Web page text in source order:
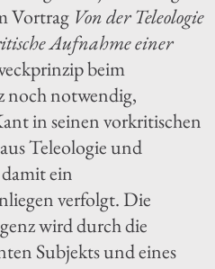
Vortrag Von der Teleologie
Aufnahme einer
beim
noch notwendig,
in seinen vorkritischen
Teleologie und
ein
verfolgt. Die
wird durch die
Subjekts und eines